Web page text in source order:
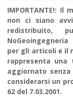
IMPORTANTE!:
non ci siano
redistribuito,
per gli articoli e il
rappresenta
aggiornato
considerarsi un
62 del 7.03.2001.